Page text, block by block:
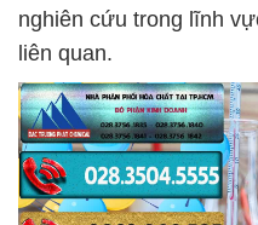
nghiên cứu trong lĩnh
liên quan.